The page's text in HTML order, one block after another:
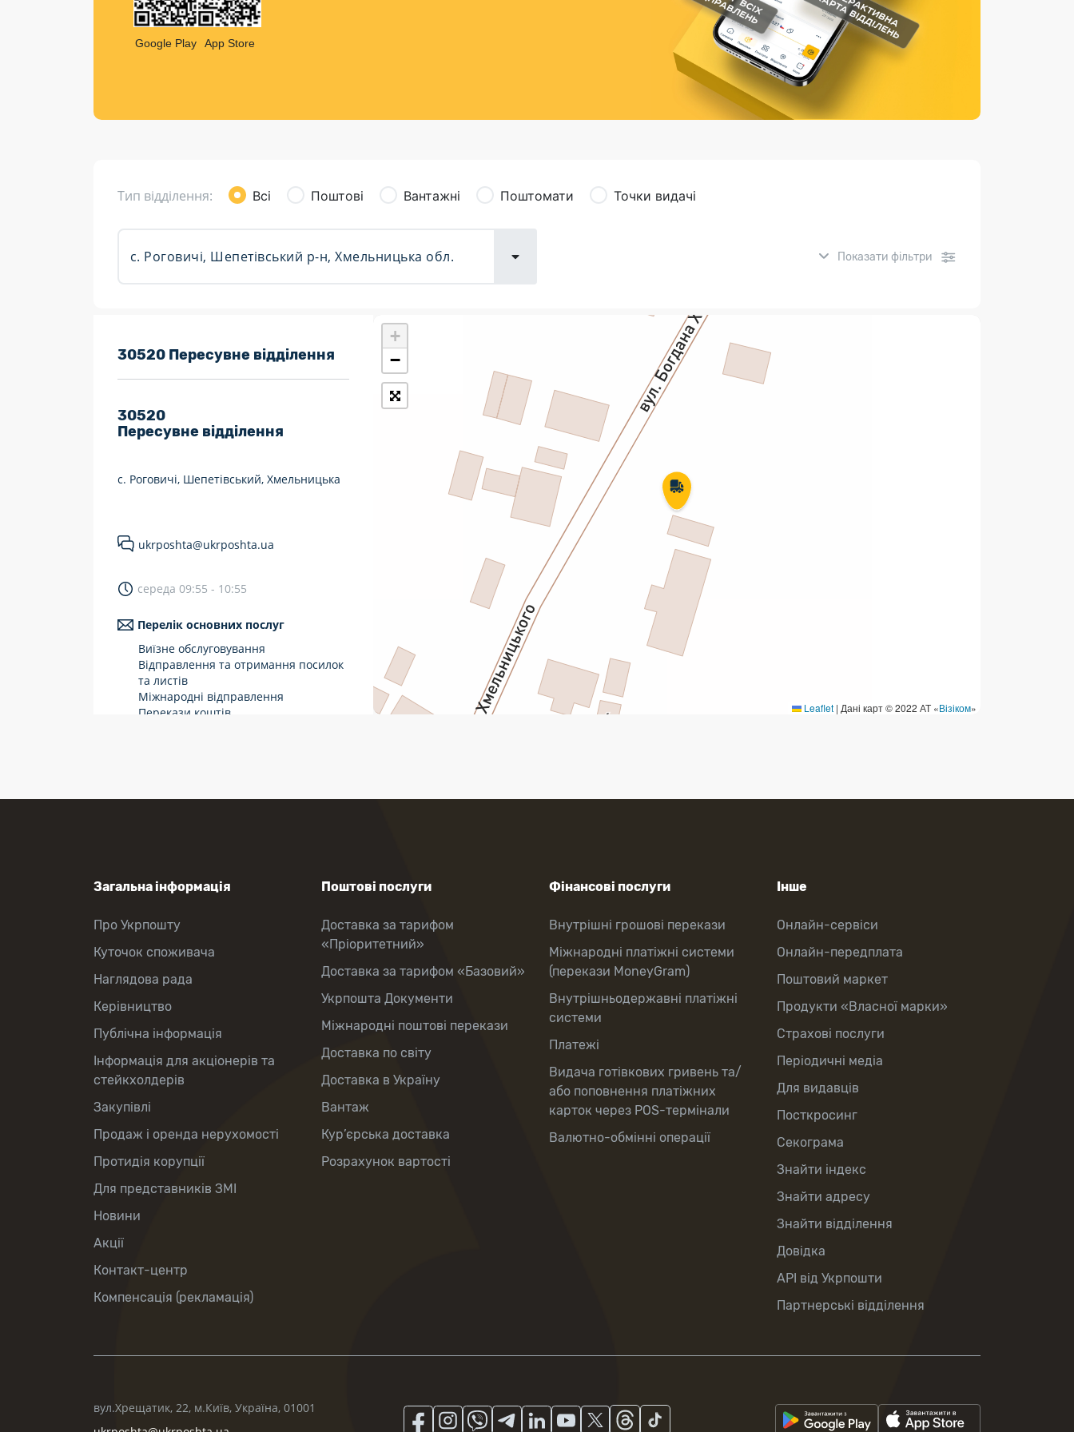
Листи та листівки
Кур’єрська доставка
Страхові послуги
Каталог «Укрпошта Маркет»
Google Play App Store
Тип відділення: Всі Поштові Вантажні Поштомати Точки видачі
Показати фільтри
7 днів на тиждень
Працюють після 19:00
Працюють у вихідні
Укрпошта Експрес/тариф
«Пріоритетний»
Укрпошта Стандарт/тариф «Базовий»
Доставка за межі України
Прийом вантажів
Фінансові послуги:
Термінові перекази
30520 Пересувне відділення
30520
Пересувне відділення
с. Роговичі, Шепетівський, Хмельницька
ukrposhta@ukrposhta.ua
середа 09:55 - 10:55
Перелік основних послуг
Виїзне обслуговування
Відправлення та отримання посилок
та листів
Міжнародні відправлення
Перекази коштів
+
−
Leaflet | Дані карт © 2022 АТ «Візіком»
Загальна інформація
Про Укрпошту
Куточок споживача
Наглядова рада
Керівництво
Публічна інформація
Інформація для акціонерів та
стейкхолдерів
Закупівлі
Продаж і оренда нерухомості
Протидія корупції
Для представників ЗМІ
Новини
Акції
Контакт-центр
Компенсація (рекламація)
Поштові послуги
Доставка за тарифом
«Пріоритетний»
Доставка за тарифом «Базовий»
Укрпошта Документи
Міжнародні поштові перекази
Доставка по світу
Доставка в Україну
Вантаж
Кур’єрська доставка
Розрахунок вартості
Фінансові послуги
Внутрішні грошові перекази
Міжнародні платіжні системи
(перекази MoneyGram)
Внутрішньодержавні платіжні
системи
Платежі
Видача готівкових гривень та/
або поповнення платіжних
карток через POS-термінали
Валютно-обмінні операції
Інше
Онлайн-сервіси
Онлайн-передплата
Поштовий маркет
Продукти «Власної марки»
Страхові послуги
Періодичні медіа
Для видавців
Посткросинг
Секограма
Знайти індекс
Знайти адресу
Знайти відділення
Довідка
API від Укрпошти
Партнерські відділення
вул.Хрещатик, 22, м.Київ, Україна, 01001